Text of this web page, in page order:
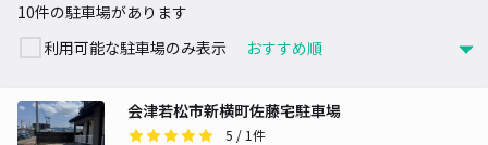
10件の駐車場があります
利用可能な駐車場のみ表示
会津若松市新横町佐藤宅駐車場
5 / 1件